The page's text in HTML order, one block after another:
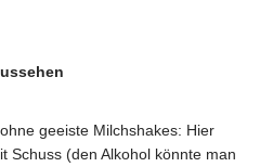
geeiste Milchshakes: Hier
Schuss (den Alkohol könnte man